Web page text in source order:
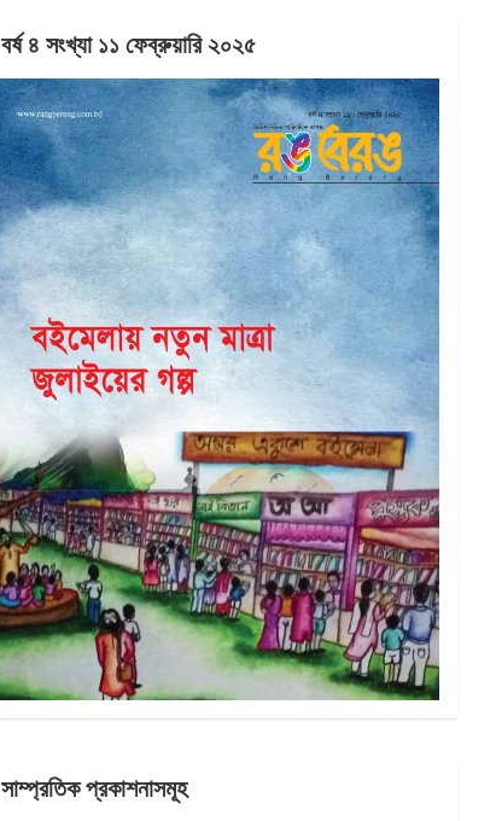
বর্ষ ৪ সংখ্যা ১১ ফেব্রুয়ারি ২০২৫
সাম্প্রতিক প্রকাশনাসমূহ